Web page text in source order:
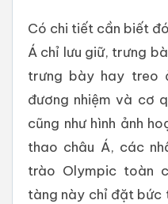
Có chi tiết cần biết
Á chỉ lưu giữ, trưng
trưng bày hay treo
đương nhiệm và cơ
cũng như hình ảnh
thao châu Á, các
trào Olympic toàn
tàng này chỉ đặt bức